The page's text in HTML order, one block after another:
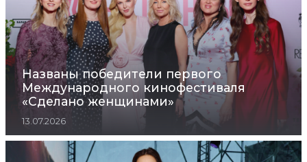
Названы победители первого
Международного кинофестиваля
«Сделано женщинами»
13.07.2026